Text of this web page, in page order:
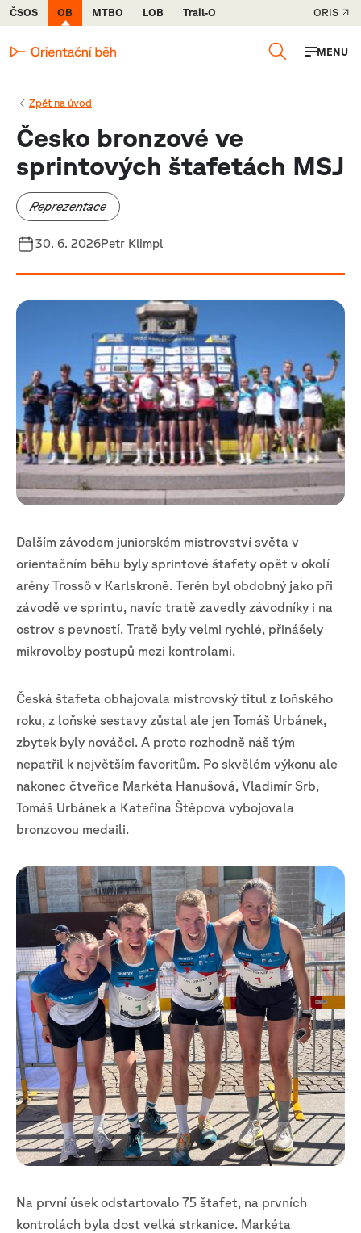
ČSOS OB MTBO LOB Trail-O ORIS
MENU
Zpět na úvod
Česko bronzové ve
sprintových štafetách MSJ
Reprezentace
30. 6. 2026Petr Klimpl
Dalším závodem juniorském mistrovství světa v
orientačním běhu byly sprintové štafety opět v okolí
arény Trossö v Karlskroně. Terén byl obdobný jako při
závodě ve sprintu, navíc tratě zavedly závodníky i na
ostrov s pevností. Tratě byly velmi rychlé, přinášely
mikrovolby postupů mezi kontrolami.
Česká štafeta obhajovala mistrovský titul z loňského
roku, z loňské sestavy zůstal ale jen Tomáš Urbánek,
zbytek byly nováčci. A proto rozhodně náš tým
nepatřil k největším favoritům. Po skvělém výkonu ale
nakonec čtveřice Markéta Hanušová, Vladimír Srb,
Tomáš Urbánek a Kateřina Štěpová vybojovala
bronzovou medaili.
Na první úsek odstartovalo 75 štafet, na prvních
kontrolách byla dost velká strkanice. Markéta